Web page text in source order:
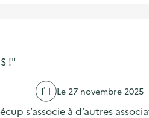
!"
Le 27 novembre 2025
s’associe à d’autres